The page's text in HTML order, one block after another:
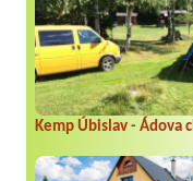
Kemp Úbislav - Ádova